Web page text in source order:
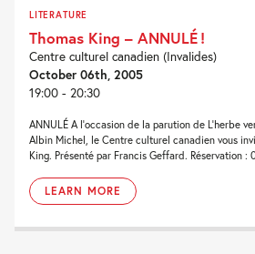
LITERATURE
Thomas King – ANNULÉ !
Centre culturel canadien (Invalides)
October 06th, 2005
19:00 - 20:30
ANNULÉ A l’occasion de la parution de L’herbe
Albin Michel, le Centre culturel canadien vous
King. Présenté par Francis Geffard. Réservation :
LEARN MORE